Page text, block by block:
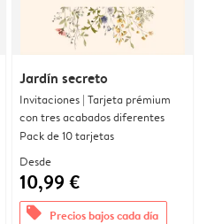
Jardín secreto
Invitaciones | Tarjeta prémium
con tres acabados diferentes
Pack de 10 tarjetas
Desde
10,99 €
offers Precios bajos cada día